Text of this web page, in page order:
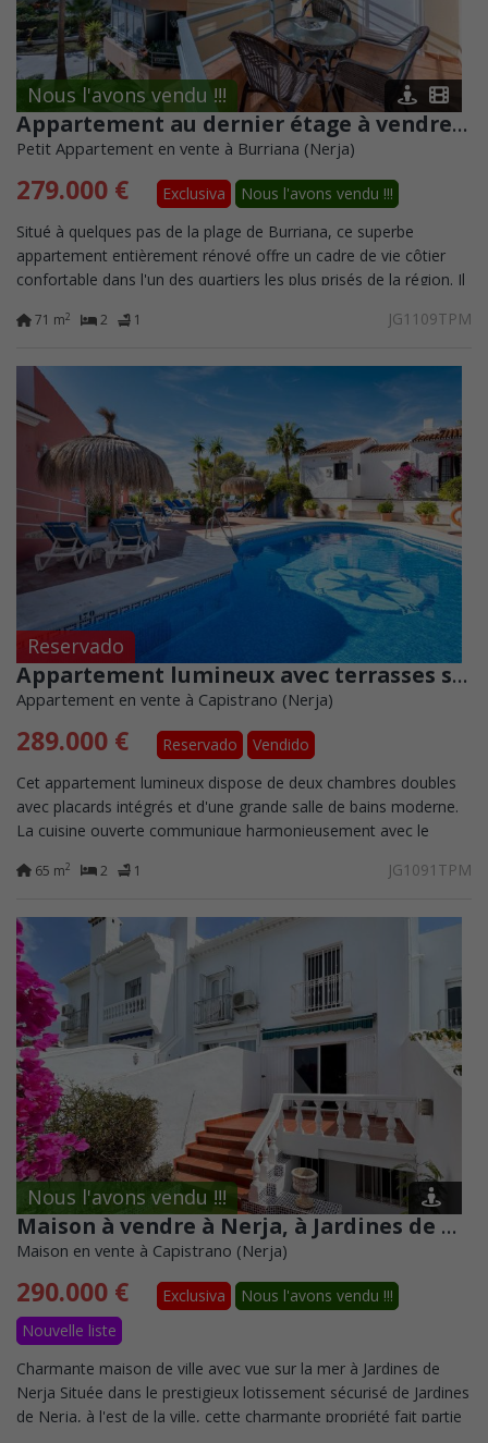
Nous l'avons vendu !!!
Appartement au dernier étage à vendre à Nerja, zone de plage de Burriana
Petit Appartement en vente à Burriana (Nerja)
279.000 € Exclusiva
Nous l'avons vendu !!!
Situé à quelques pas de la plage de Burriana, ce superbe
appartement entièrement rénové offre un cadre de vie côtier
confortable dans l'un des quartiers les plus prisés de la région. Il
71 m2 2 1 JG1109TPM
Reservado
Appartement lumineux avec terrasses spacieuses et vue sur la mer à Nerja
Appartement en vente à Capistrano (Nerja)
289.000 € Reservado
Vendido
Cet appartement lumineux dispose de deux chambres doubles
avec placards intégrés et d'une grande salle de bains moderne.
La cuisine ouverte communique harmonieusement avec le
65 m2 2 1 JG1091TPM
Nous l'avons vendu !!!
Maison à vendre à Nerja, à Jardines de Nerja, juste au-dessus du village de Capistrano
Maison en vente à Capistrano (Nerja)
290.000 € Exclusiva
Nous l'avons vendu !!!
Nouvelle liste
Charmante maison de ville avec vue sur la mer à Jardines de
Nerja Située dans le prestigieux lotissement sécurisé de Jardines
de Nerja, à l'est de la ville, cette charmante propriété fait partie